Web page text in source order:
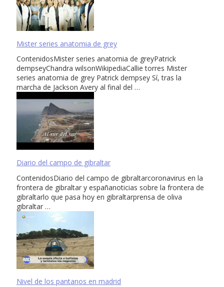
Mister series anatomia de grey
ContenidosMister series anatomia de greyPatrick
dempseyChandra wilsonWikipediaCallie torres Mister
series anatomia de grey Patrick dempsey Sí, tras la
marcha de Jackson Avery al final del …
Diario del campo de gibraltar
ContenidosDiario del campo de gibraltarcoronavirus en la
frontera de gibraltar y españanoticias sobre la frontera de
gibraltarlo que pasa hoy en gibraltarprensa de oliva
gibraltar …
Nivel de los pantanos en madrid